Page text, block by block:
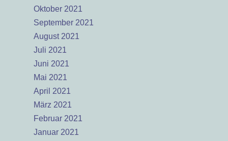
Oktober 2021
September 2021
August 2021
Juli 2021
Juni 2021
Mai 2021
April 2021
März 2021
Februar 2021
Januar 2021